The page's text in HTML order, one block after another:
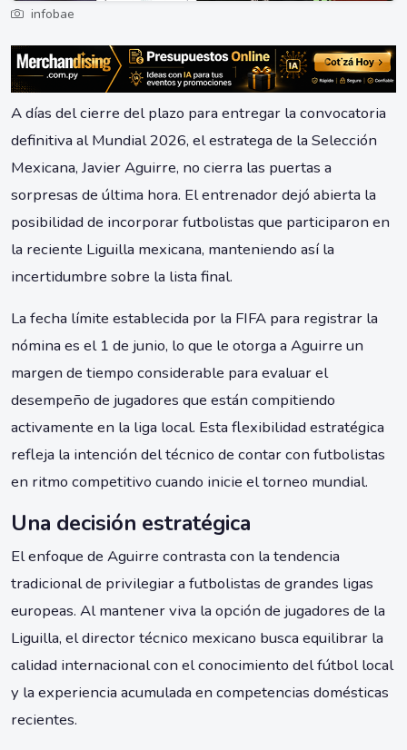
infobae
A días del cierre del plazo para entregar la convocatoria
definitiva al Mundial 2026, el estratega de la Selección
Mexicana, Javier Aguirre, no cierra las puertas a
sorpresas de última hora. El entrenador dejó abierta la
posibilidad de incorporar futbolistas que participaron en
la reciente Liguilla mexicana, manteniendo así la
incertidumbre sobre la lista final.
La fecha límite establecida por la FIFA para registrar la
nómina es el 1 de junio, lo que le otorga a Aguirre un
margen de tiempo considerable para evaluar el
desempeño de jugadores que están compitiendo
activamente en la liga local. Esta flexibilidad estratégica
refleja la intención del técnico de contar con futbolistas
en ritmo competitivo cuando inicie el torneo mundial.
Una decisión estratégica
El enfoque de Aguirre contrasta con la tendencia
tradicional de privilegiar a futbolistas de grandes ligas
europeas. Al mantener viva la opción de jugadores de la
Liguilla, el director técnico mexicano busca equilibrar la
calidad internacional con el conocimiento del fútbol local
y la experiencia acumulada en competencias domésticas
recientes.